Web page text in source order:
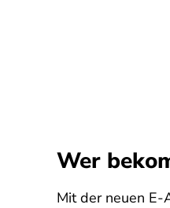
Wer
Mit der neuen